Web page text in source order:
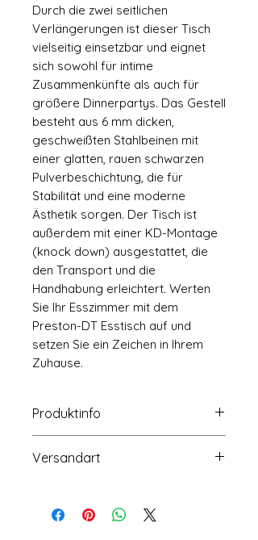
Durch die zwei seitlichen
Verlängerungen ist dieser Tisch
vielseitig einsetzbar und eignet
sich sowohl für intime
Zusammenkünfte als auch für
größere Dinnerpartys. Das Gestell
besteht aus 6 mm dicken,
geschweißten Stahlbeinen mit
einer glatten, rauen schwarzen
Pulverbeschichtung, die für
Stabilität und eine moderne
Ästhetik sorgen. Der Tisch ist
außerdem mit einer KD-Montage
(knock down) ausgestattet, die
den Transport und die
Handhabung erleichtert. Werten
Sie Ihr Esszimmer mit dem
Preston-DT Esstisch auf und
setzen Sie ein Zeichen in Ihrem
Zuhause.
Produktinfo
Paket: 1PC/2CTN
Verpackung: 5-Lagen-Wellpappe-
Versandart
(20GP/40GP/40HQ)
Auf dem See- oder Luftweg für